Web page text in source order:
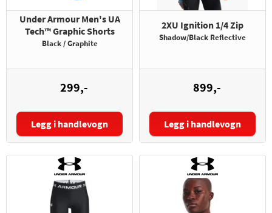
Under Armour Men's UA
Tech™ Graphic Shorts
Black / Graphite
299,-
Størrelse:
Legg i handlevogn
2XU Ignition 1/4 Zip
Shadow/Black Reflective
899,-
Størrelse:
Legg i handlevogn